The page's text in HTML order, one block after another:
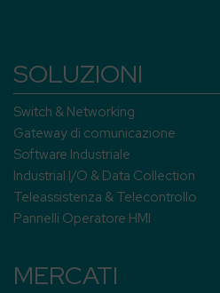
SOLUZIONI
Switch & Networking
Gateway di comunicazione
Software Industriale
Industrial I/O & Data Collection
Teleassistenza & Telecontrollo
Pannelli Operatore HMI
MERCATI